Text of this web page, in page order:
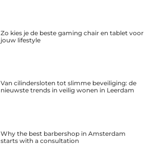
Zo kies je de beste gaming chair en tablet voor
jouw lifestyle
Van cilindersloten tot slimme beveiliging: de
nieuwste trends in veilig wonen in Leerdam
Why the best barbershop in Amsterdam
starts with a consultation